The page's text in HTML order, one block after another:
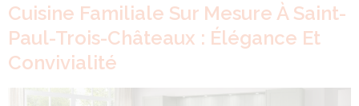
Cuisine Familiale Sur Mesure À Saint-
Paul-Trois-Châteaux : Élégance Et
Convivialité